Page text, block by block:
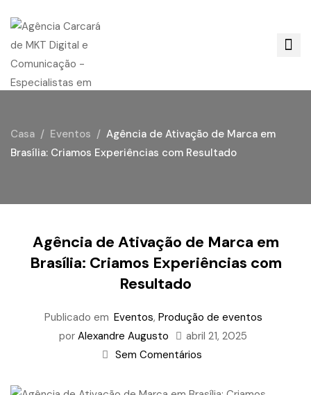
Casa Eventos
Agência de Ativação de Marca em
Brasília: Criamos Experiências com Resultado
Agência de Ativação de Marca em
Brasília: Criamos Experiências com
Resultado
Publicado em Eventos, Produção de eventos
por Alexandre Augusto
abril 21, 2025
Sem Comentários